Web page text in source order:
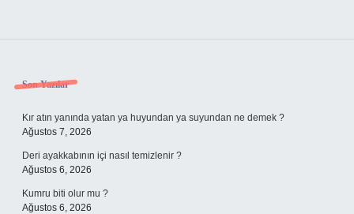
Sidebar
Son Yazılar
Kır atın yanında yatan ya huyundan ya suyundan ne demek ?
Ağustos 7, 2026
Deri ayakkabının içi nasıl temizlenir ?
Ağustos 6, 2026
Kumru biti olur mu ?
Ağustos 6, 2026